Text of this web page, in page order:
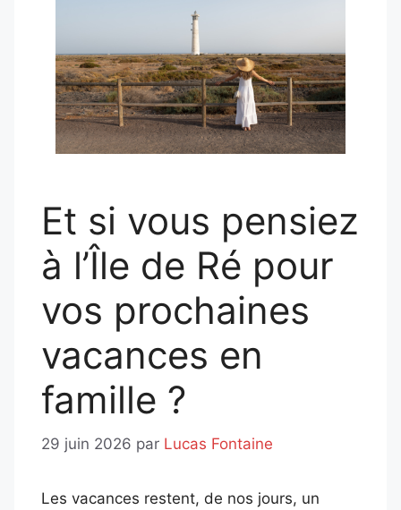
Et si vous pensiez
à l’Île de Ré pour
vos prochaines
vacances en
famille ?
29 juin 2026 par Lucas Fontaine
Les vacances restent, de nos jours, un